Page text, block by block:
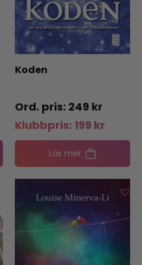
Koden
249 kr
Klubbpris: 199 kr
Läs mer